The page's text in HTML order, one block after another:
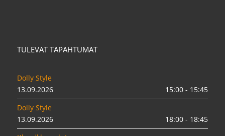
TULEVAT TAPAHTUMAT
Dolly Style
13.09.2026
15:00 - 15:45
Dolly Style
13.09.2026
18:00 - 18:45